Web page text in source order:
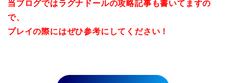
当ブログではラグナドールの攻略記事も書いてますの
で、
プレイの際にはぜひ参考にしてください！